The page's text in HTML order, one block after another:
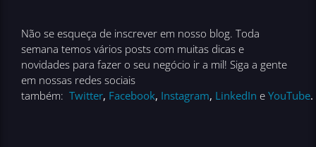
Não se esqueça de inscrever em nosso blog. Toda
semana temos vários posts com muitas dicas e
novidades para fazer o seu negócio ir a mil! Siga a gente
em nossas redes sociais
também: Twitter, Facebook, Instagram, LinkedIn e YouTube.